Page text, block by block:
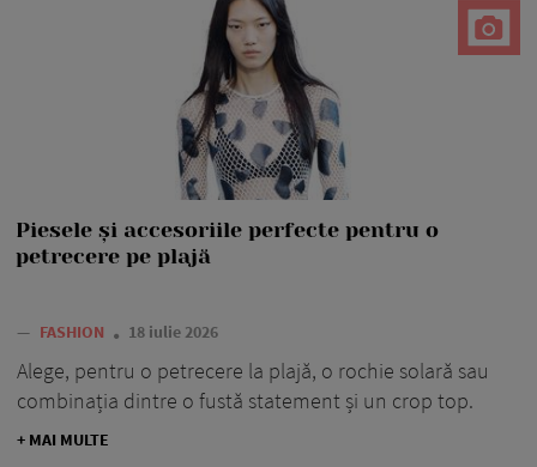
Piesele și accesoriile perfecte pentru o
petrecere pe plajă
— FASHION 18 iulie 2026
Alege, pentru o petrecere la plajă, o rochie solară sau
combinația dintre o fustă statement și un crop top.
+ MAI MULTE